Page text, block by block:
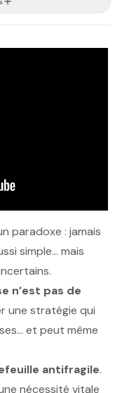
paradoxe : jamais
simple… mais
n’est pas de
une stratégie qui
et peut même
antifragile.
nécessité vitale